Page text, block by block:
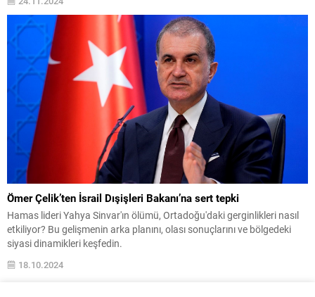
Ömer Çelik’ten İsrail Dışişleri Bakanı’na sert tepki
Hamas lideri Yahya Sinvar'ın ölümü, Ortadoğu'daki gerginlikleri nasıl
etkiliyor? Bu gelişmenin arka planını, olası sonuçlarını ve bölgedeki
siyasi dinamikleri keşfedin.
18.10.2024